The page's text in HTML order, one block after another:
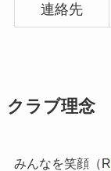
連絡先
クラブ理念
みんなを笑顔（R